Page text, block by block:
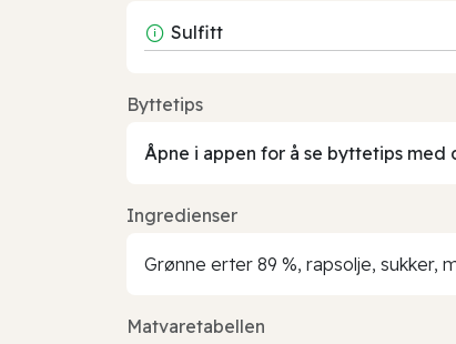
Sulfitt
Byttetips
Åpne i appen for å se byttetips med
Ingredienser
Grønne erter 89 %, rapsolje, sukker,
Matvaretabellen